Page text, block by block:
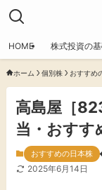
HOME 株式投資の
ホーム 個別株 おすすめ
高島屋［
当・おすす
おすすめの日本株
2025年6月14日